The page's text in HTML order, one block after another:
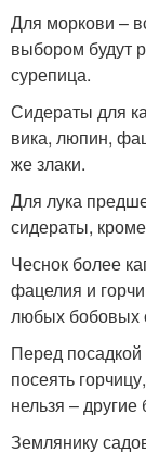
Для моркови –
выбором будут
сурепица.
Сидераты для
вика, люпин,
же злаки.
Для лука
сидераты,
Чеснок более
фацелия и
любых бобовых
Перед
посеять
нельзя –
Землянику